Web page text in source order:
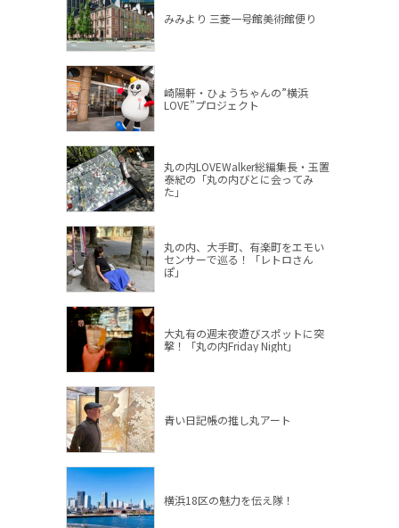
みみより 三菱一号館美術館便り
崎陽軒・ひょうちゃんの”横浜
LOVE”プロジェクト
丸の内LOVEWalker総編集長・玉置
泰紀の「丸の内びとに会ってみ
た」
丸の内、大手町、有楽町をエモい
センサーで巡る！「レトロさん
ぽ」
大丸有の週末夜遊びスポットに突
撃！「丸の内Friday Night」
青い日記帳の推し丸アート
横浜18区の魅力を伝え隊！